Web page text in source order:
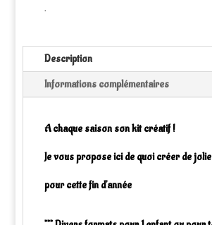
Craienco
enfant,
Description
Informations complémentaires
A chaque saison son kit créatif !
Je vous propose ici de quoi créer de
pour cette fin d'année